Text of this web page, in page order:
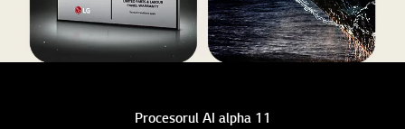
Procesorul AI alpha 11